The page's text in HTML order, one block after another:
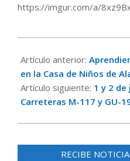
https://imgur.com/a/
05-
30
Artículo anterior:
en la Casa de Niños de
Artículo siguiente: 1 y 2
Carreteras M-117 y GU-
RECIBE